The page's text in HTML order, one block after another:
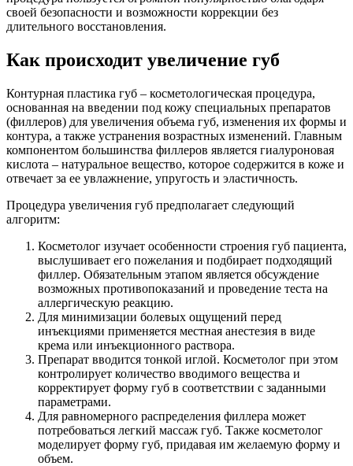
своей безопасности и возможности коррекции без
длительного восстановления.
Как происходит увеличение губ
Контурная пластика губ – косметологическая процедура,
основанная на введении под кожу специальных препаратов
(филлеров) для увеличения объема губ, изменения их формы и
контура, а также устранения возрастных изменений. Главным
компонентом большинства филлеров является гиалуроновая
кислота – натуральное вещество, которое содержится в коже и
отвечает за ее увлажнение, упругость и эластичность.
Процедура увеличения губ предполагает следующий
алгоритм:
Косметолог изучает особенности строения губ пациента,
выслушивает его пожелания и подбирает подходящий
филлер. Обязательным этапом является обсуждение
возможных противопоказаний и проведение теста на
аллергическую реакцию.
Для минимизации болевых ощущений перед
инъекциями применяется местная анестезия в виде
крема или инъекционного раствора.
Препарат вводится тонкой иглой. Косметолог при этом
контролирует количество вводимого вещества и
корректирует форму губ в соответствии с заданными
параметрами.
Для равномерного распределения филлера может
потребоваться легкий массаж губ. Также косметолог
моделирует форму губ, придавая им желаемую форму и
объем.